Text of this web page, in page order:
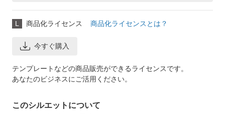
L 商品化ライセンス 商品化ライセンスとは？
今すぐ購入
テンプレートなどの商品販売ができるライセンスです。
あなたのビジネスにご活用ください。
このシルエットについて